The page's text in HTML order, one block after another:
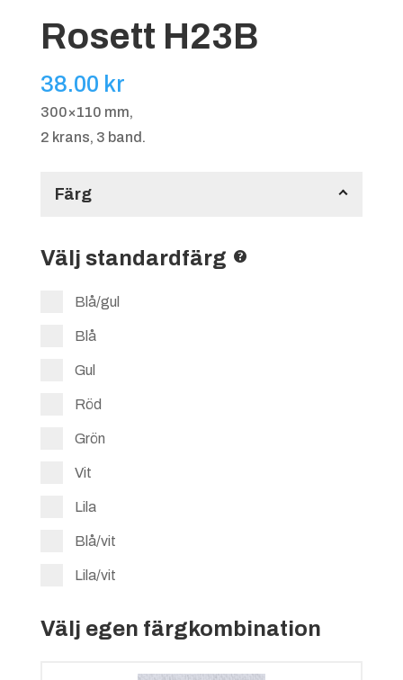
Rosett H23B
38.00 kr
300×110 mm,
2 krans, 3 band.
Färg
Välj standardfärg
Blå/gul
Blå
Gul
Röd
Grön
Vit
Lila
Blå/vit
Lila/vit
Välj egen färgkombination